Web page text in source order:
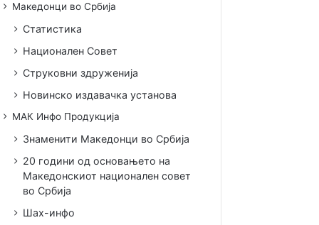
Македонци во Србија
Статистика
Национален Совет
Струковни здруженија
Новинско издавачка установа
МАК Инфо Продукција
Знаменити Македонци во Србија
20 години од основањето на
Македонскиот национален совет
во Србија
Шах-инфо